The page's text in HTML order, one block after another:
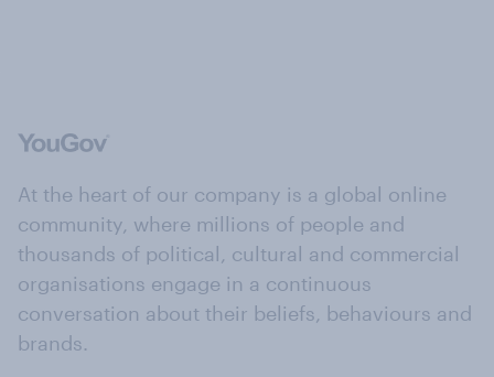
At the heart of our company is a global online
community, where millions of people and
thousands of political, cultural and commercial
organisations engage in a continuous
conversation about their beliefs, behaviours and
brands.